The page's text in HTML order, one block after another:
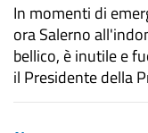
In momenti di
ora Salerno
bellico, è inutile e
il Presidente della